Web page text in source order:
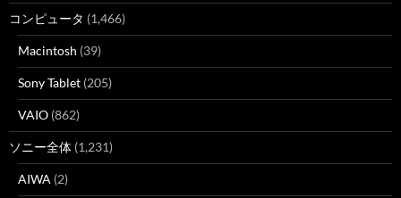
コンピュータ (1,466)
Macintosh (39)
Sony Tablet (205)
VAIO (862)
ソニー全体 (1,231)
AIWA (2)